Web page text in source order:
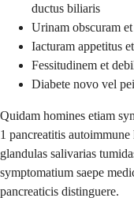
ductus biliaris
Urinam obscuram
Iacturam appetitus
Fessitudinem et
Diabete novo vel
Quidam homines etiam
1 pancreatitis
glandulas salivarias
symptomatium saepe
pancreaticis distinguere.